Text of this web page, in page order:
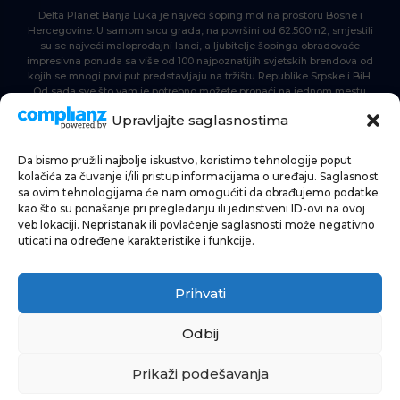
Upravljajte saglasnostima
Da bismo pružili najbolje iskustvo, koristimo tehnologije poput
kolačića za čuvanje i/ili pristup informacijama o uređaju. Saglasnost
sa ovim tehnologijama će nam omogućiti da obrađujemo podatke
kao što su ponašanje pri pregledanju ili jedinstveni ID-ovi na ovoj
veb lokaciji. Nepristanak ili povlačenje saglasnosti može negativno
uticati na određene karakteristike i funkcije.
Prihvati
Odbij
Prikaži podešavanja
Delta Planet Banja Luka je najveći šoping mol na prostoru Bosne i
Hercegovine. U samom srcu grada, na površini od 62.500m2, smjestili
su se najveći maloprodajni lanci, a ljubitelje šopinga obradovaće
impresivna ponuda sa više od 100 najpoznatijih svjetskih brendova od
kojih se mnogi prvi put predstavljaju na tržištu Republike Srpske i BiH.
Od sada sve što vam je potrebno možete pronaći na jednom mestu.
Delta Planet – nova nezaobilazna šoping destinacija!
POČETNA
ŠOPING
AKTUELNOSTI
ZABAVA